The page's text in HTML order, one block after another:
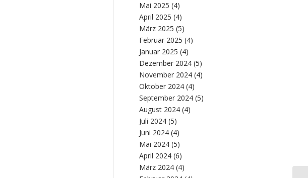
Mai 2025 (4)
April 2025 (4)
März 2025 (5)
Februar 2025 (4)
Januar 2025 (4)
Dezember 2024 (5)
November 2024 (4)
Oktober 2024 (4)
September 2024 (5)
August 2024 (4)
Juli 2024 (5)
Juni 2024 (4)
Mai 2024 (5)
April 2024 (6)
März 2024 (4)